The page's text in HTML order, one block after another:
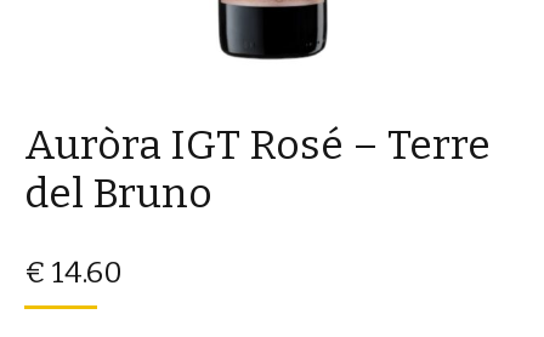
Auròra IGT Rosé – Terre
del Bruno
€ 14.60